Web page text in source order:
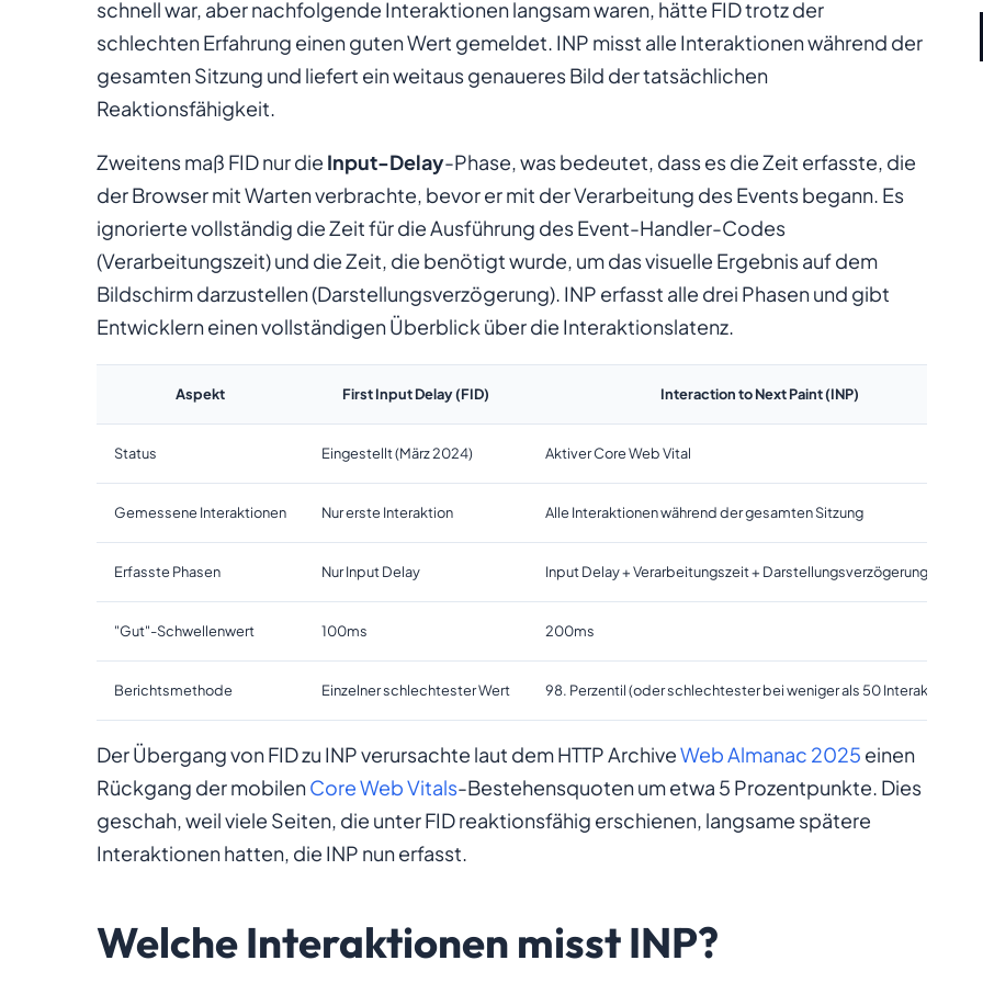
schnell war, aber nachfolgende Interaktionen langsam waren, hätte FID trotz der
schlechten Erfahrung einen guten Wert gemeldet. INP misst alle Interaktionen während der
gesamten Sitzung und liefert ein weitaus genaueres Bild der tatsächlichen
Reaktionsfähigkeit.
Zweitens maß FID nur die Input-Delay-Phase, was bedeutet, dass es die Zeit erfasste, die
der Browser mit Warten verbrachte, bevor er mit der Verarbeitung des Events begann. Es
ignorierte vollständig die Zeit für die Ausführung des Event-Handler-Codes
(Verarbeitungszeit) und die Zeit, die benötigt wurde, um das visuelle Ergebnis auf dem
Bildschirm darzustellen (Darstellungsverzögerung). INP erfasst alle drei Phasen und gibt
Entwicklern einen vollständigen Überblick über die Interaktionslatenz.
Aspekt First Input Delay (FID) Interaction to Next Paint (INP)
Status Eingestellt (März 2024) Aktiver Core Web Vital
Gemessene Interaktionen Nur erste Interaktion Alle Interaktionen während der gesamten Sitzung
Erfasste Phasen Nur Input Delay Input Delay + Verarbeitungszeit + Darstellungsverzögerung
"Gut"-Schwellenwert 100ms 200ms
Berichtsmethode Einzelner schlechtester Wert 98. Perzentil (oder schlechtester bei weniger als 50 Interaktionen)
Der Übergang von FID zu INP verursachte laut dem HTTP ArchiveWeb Almanac 2025 einen
Rückgang der mobilenCore Web Vitals-Bestehensquoten um etwa 5 Prozentpunkte. Dies
geschah, weil viele Seiten, die unter FID reaktionsfähig erschienen, langsame spätere
Interaktionen hatten, die INP nun erfasst.
Welche Interaktionen misst INP?